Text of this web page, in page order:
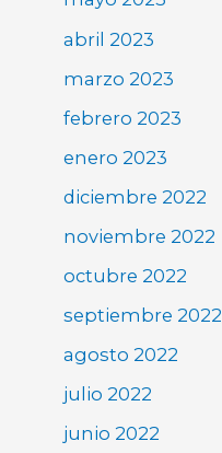
abril 2023
marzo 2023
febrero 2023
enero 2023
diciembre 2022
noviembre 2022
octubre 2022
septiembre 2022
agosto 2022
julio 2022
junio 2022